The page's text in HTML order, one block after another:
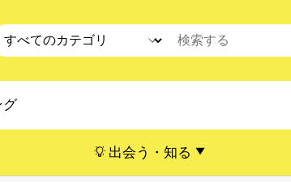
グ
出会う・知る